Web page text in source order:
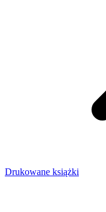
Drukowane książki